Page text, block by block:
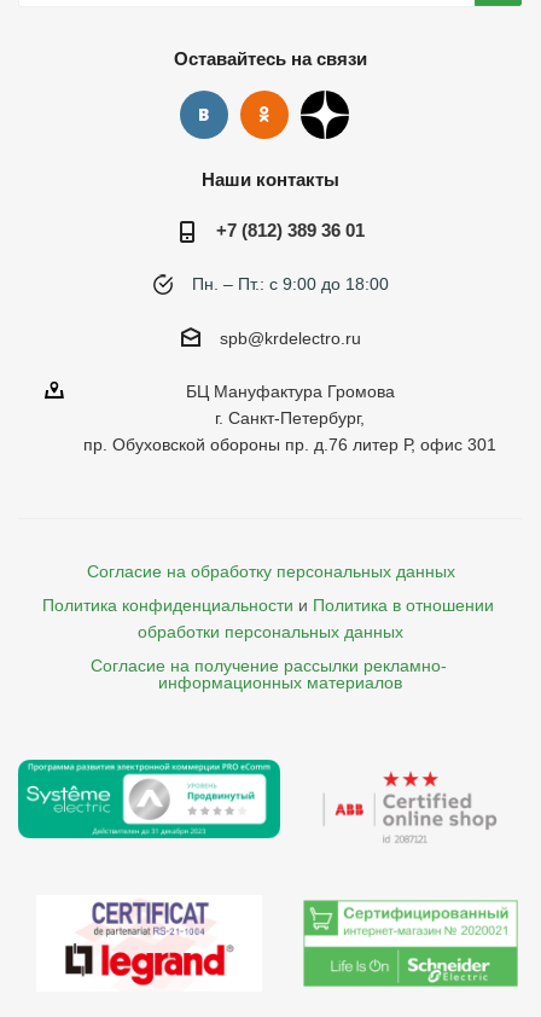
Оставайтесь на связи
Наши контакты
+7 (812) 389 36 01
Пн. – Пт.: с 9:00 до 18:00
spb@krdelectro.ru
БЦ Мануфактура Громова
г. Санкт-Петербург,
пр. Обуховской обороны пр. д.76 литер Р, офис 301
Согласие на обработку персональных данных
Политика конфиденциальности и Политика в отношении
обработки персональных данных
Согласие на получение рассылки рекламно-
    информационных материалов